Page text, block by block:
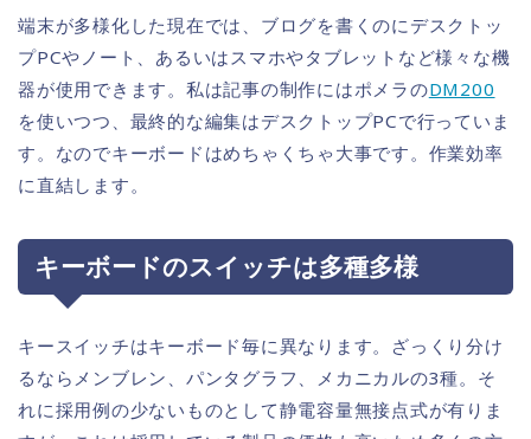
端末が多様化した現在では、ブログを書くのにデスクトッ
プPCやノート、あるいはスマホやタブレットなど様々な機
器が使用できます。私は記事の制作にはポメラのDM200
を使いつつ、最終的な編集はデスクトップPCで行っていま
す。なのでキーボードはめちゃくちゃ大事です。作業効率
に直結します。
キーボードのスイッチは多種多様
キースイッチはキーボード毎に異なります。ざっくり分け
るならメンブレン、パンタグラフ、メカニカルの3種。そ
れに採用例の少ないものとして静電容量無接点式が有りま